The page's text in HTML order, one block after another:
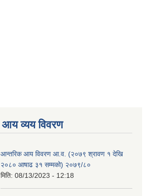
आय व्यय विवरण
आन्तरिक आय विवरण आ.व. (२०७९ श्रावण १ देखि
२०८० आषाढ ३१ सम्मको) २०७९/८०
मिति: 08/13/2023 - 12:18